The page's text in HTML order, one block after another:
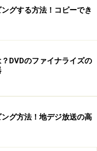
グする方法！コピーでき
DVDのファイナライズの
グ方法！地デジ放送の高